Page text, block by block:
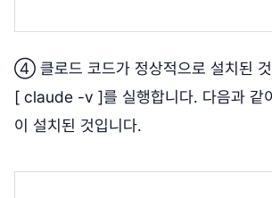
④ 클로드 코드가 정상적으로 설치된
[ claude -v ]를 실행합니다. 다음과 같
이 설치된 것입니다.